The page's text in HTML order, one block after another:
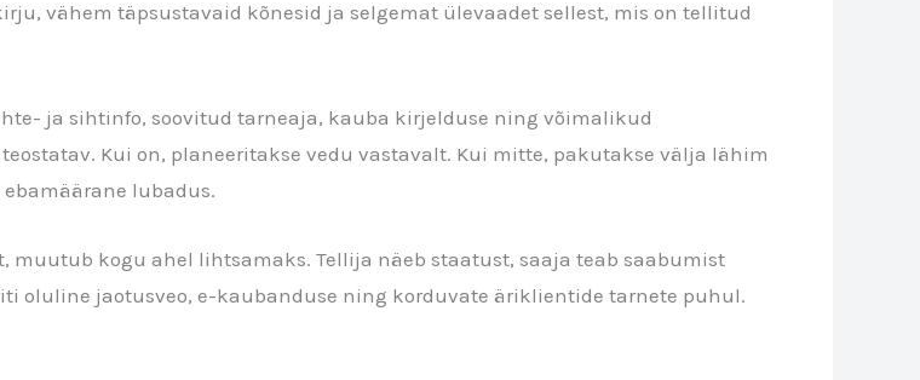
vähem täpsustavaid kõnesid ja selgemat ülevaadet sellest, mis on tellitud
ja sihtinfo, soovitud tarneaja, kauba kirjelduse ning võimalikud
Kui on, planeeritakse vedu vastavalt. Kui mitte, pakutakse välja lähim
lubadus.
muutub kogu ahel lihtsamaks. Tellija näeb staatust, saaja teab saabumist
oluline jaotusveo, e-kaubanduse ning korduvate äriklientide tarnete puhul.